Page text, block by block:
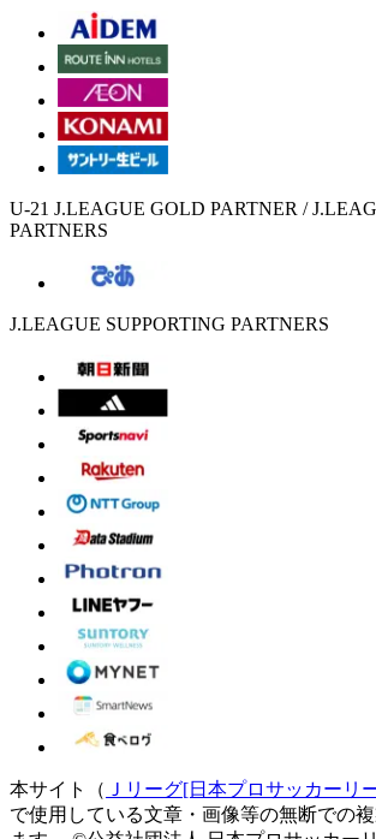
U-21 J.LEAGUE GOLD PARTNER /
PARTNERS
J.LEAGUE SUPPORTING PARTNERS
本サイト（ Ｊリーグ[日本プロサッカーリ
で使用している文章・画像等の無断での